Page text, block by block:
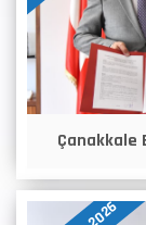
Çanakkale